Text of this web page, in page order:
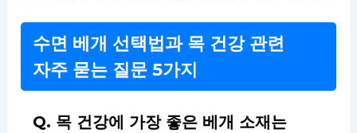
수면 베개 선택법과 목 건강 관련
자주 묻는 질문 5가지
Q. 목 건강에 가장 좋은 베개 소재는